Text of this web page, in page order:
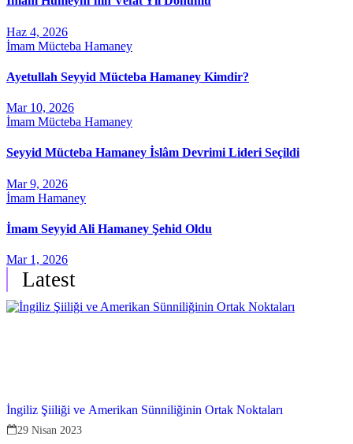
Haz 4, 2026
İmam Mücteba Hamaney
Ayetullah Seyyid Mücteba Hamaney Kimdir?
Mar 10, 2026
İmam Mücteba Hamaney
Seyyid Mücteba Hamaney İslâm Devrimi Lideri Seçildi
Mar 9, 2026
İmam Hamaney
İmam Seyyid Ali Hamaney Şehid Oldu
Mar 1, 2026
Latest
İngiliz Şiiliği ve Amerikan Sünniliğinin Ortak Noktaları
29 Nisan 2023